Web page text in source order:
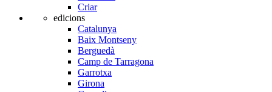
Criar
edicions
Catalunya
Baix Montseny
Berguedà
Camp de Tarragona
Garrotxa
Girona